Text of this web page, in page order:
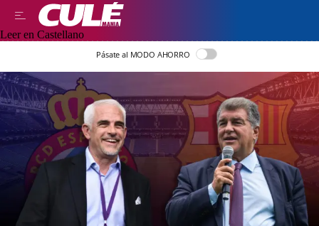
Leer en Castellano
Pásate al MODO AHORRO